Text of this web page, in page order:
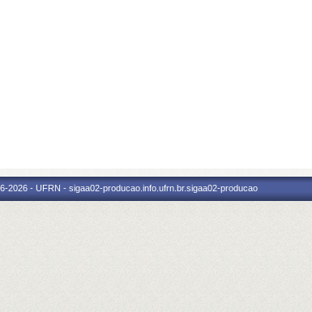
2026 - UFRN - sigaa02-producao.info.ufrn.br.sigaa02-producao